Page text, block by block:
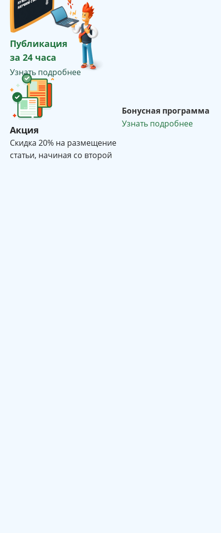
Публикация
за 24 часа
Узнать подробнее
Акция
Cкидка 20% на размещение
статьи, начиная со второй
Бонусная программа
Узнать подробнее